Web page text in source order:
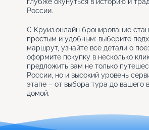
глубже окунуться в историю и
России.
С Круиз.онлайн бронирование
простым и удобным: выберите
маршрут, узнайте все детали о
оформите покупку в несколько
предложить вам не только
России, но и высокий уровень
этапе – от выбора тура до вашего
домой.